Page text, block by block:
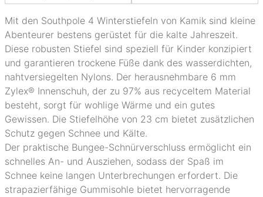
Mit den Southpole 4 Winterstiefeln von Kamik sind kleine
Abenteurer bestens gerüstet für die kalte Jahreszeit.
Diese robusten Stiefel sind speziell für Kinder konzipiert
und garantieren trockene Füße dank des wasserdichten,
nahtversiegelten Nylons. Der herausnehmbare 6 mm
Zylex® Innenschuh, der zu 97% aus recyceltem Material
besteht, sorgt für wohlige Wärme und ein gutes
Gewissen. Die Stiefelhöhe von 23 cm bietet zusätzlichen
Schutz gegen Schnee und Kälte.
Der praktische Bungee-Schnürverschluss ermöglicht ein
schnelles An- und Ausziehen, sodass der Spaß im
Schnee keine langen Unterbrechungen erfordert. Die
strapazierfähige Gummisohle bietet hervorragende